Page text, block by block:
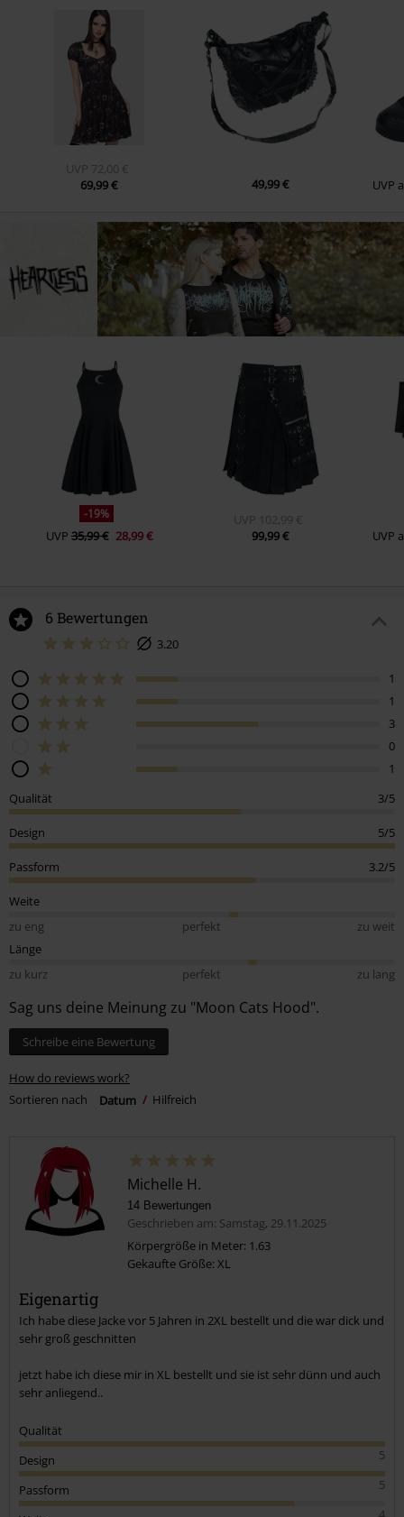
UVP 72,00 €
69,99 €
49,99 € UVP
-19%
UVP 35,99 € 28,99 €
UVP
102,99 €
99,99 €
UVP
6 Bewertungen
3.20
1
1
3
0
1
Qualität
3/5
Design 5/5
Passform 3.2/5
Weite
zu eng
perfekt
zu weit
Länge
zu kurz
perfekt zu lang
Sag uns deine Meinung zu "Moon Cats Hood".
Schreibe eine Bewertung
How do reviews work?
Sortieren nach
Datum Hilfreich
Michelle H.
14 Bewertungen
Geschrieben am: Samstag, 29.11.2025
Körpergröße in Meter: 1.63
Gekaufte Größe: XL
Eigenartig
Ich habe diese Jacke vor 5 Jahren in 2XL bestellt und die war dick und
sehr groß geschnitten
jetzt habe ich diese mir in XL bestellt und sie ist sehr dünn und auch
sehr anliegend..
Qualität
5
Design
5
Passform